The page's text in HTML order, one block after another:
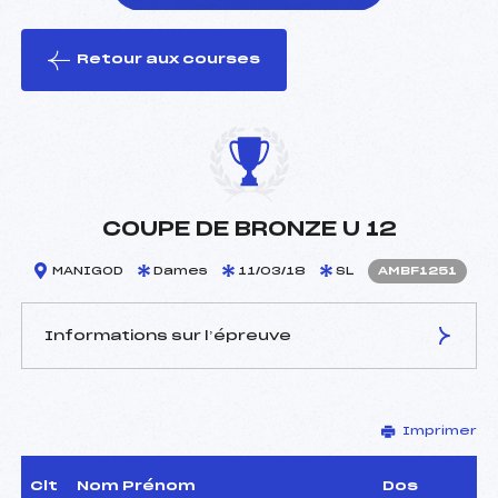
le ski
Retour aux courses
COUPE DE BRONZE U 12
MANIGOD Dames 11/03/18 SL AMBF1251
Informations sur l’épreuve
BOUCLIER PIERRE (MB)
Arbitre :
GARIN ALEXIS (MB)
Assistant :
Imprimer
Clt Nom Prénom Dos